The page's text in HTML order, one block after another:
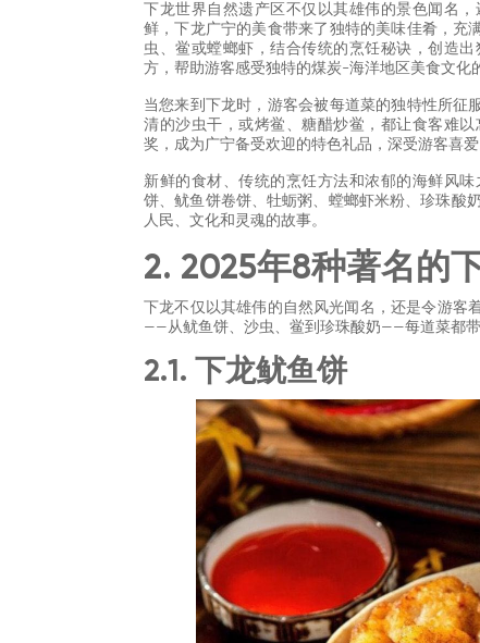
下龙世界自然遗产区不仅以其雄伟的景色闻名
鲜，下龙广宁的美食带来了独特的美味佳肴，充
虫、鲎或螳螂虾，结合传统的烹饪秘诀，创造
方，帮助游客感受独特的煤炭-海洋地区美食文化
当您来到下龙时，游客会被每道菜的独特性所征
清的沙虫干，或烤鲎、糖醋炒鲎，都让食客难
奖，成为广宁备受欢迎的特色礼品，深受游客喜爱
新鲜的食材、传统的烹饪方法和浓郁的海鲜风
饼、鱿鱼饼卷饼、牡蛎粥、螳螂虾米粉、珍珠酸
人民、文化和灵魂的故事。
2. 2025年8种著名的
下龙不仅以其雄伟的自然风光闻名，还是令游
——从鱿鱼饼、沙虫、鲎到珍珠酸奶——每道菜都
2.1. 下龙鱿鱼饼